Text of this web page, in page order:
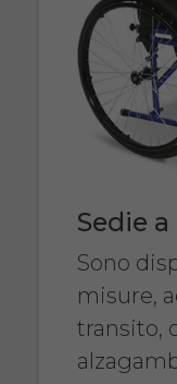
Sedie
Sono
misure,
transito,